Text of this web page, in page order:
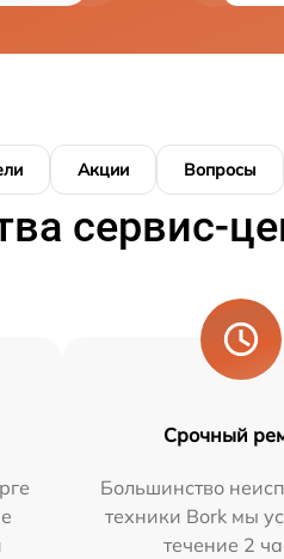
Акции Вопросы
сервис-
Срочный
Большинство
техники Bork мы
течение 2